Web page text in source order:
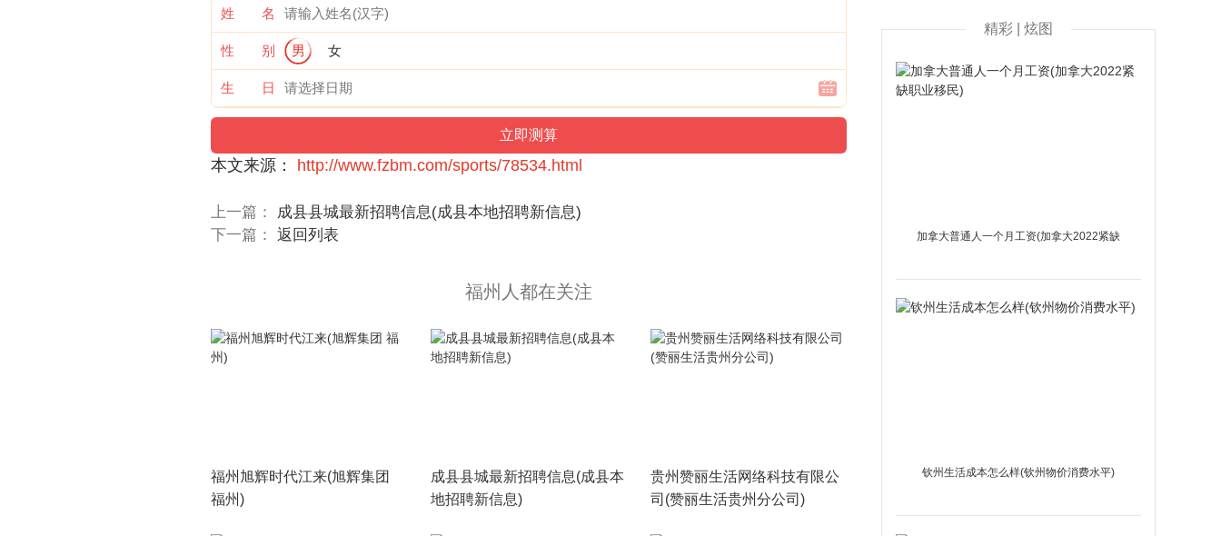
姓 名
性 别 男 女
生 日
本文来源： http://www.fzbm.com/sports/78534.html
上一篇： 成县县城最新招聘信息(成县本地招聘新信息)
下一篇： 返回列表
福州人都在关注
福州旭辉时代江来(旭辉集团
福州)
成县县城最新招聘信息(成县本
地招聘新信息)
贵州赞丽生活网络科技有限公
司(赞丽生活贵州分公司)
精彩 | 炫图
加拿大普通人一个月工资(加拿大2022紧缺
钦州生活成本怎么样(钦州物价消费水平)